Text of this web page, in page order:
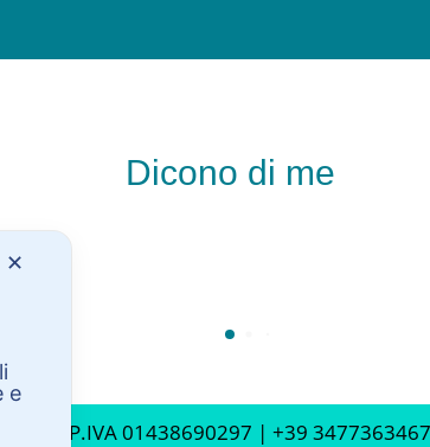
Dicono di me
(BO) | P.IVA01438690297 | +39
✕
e